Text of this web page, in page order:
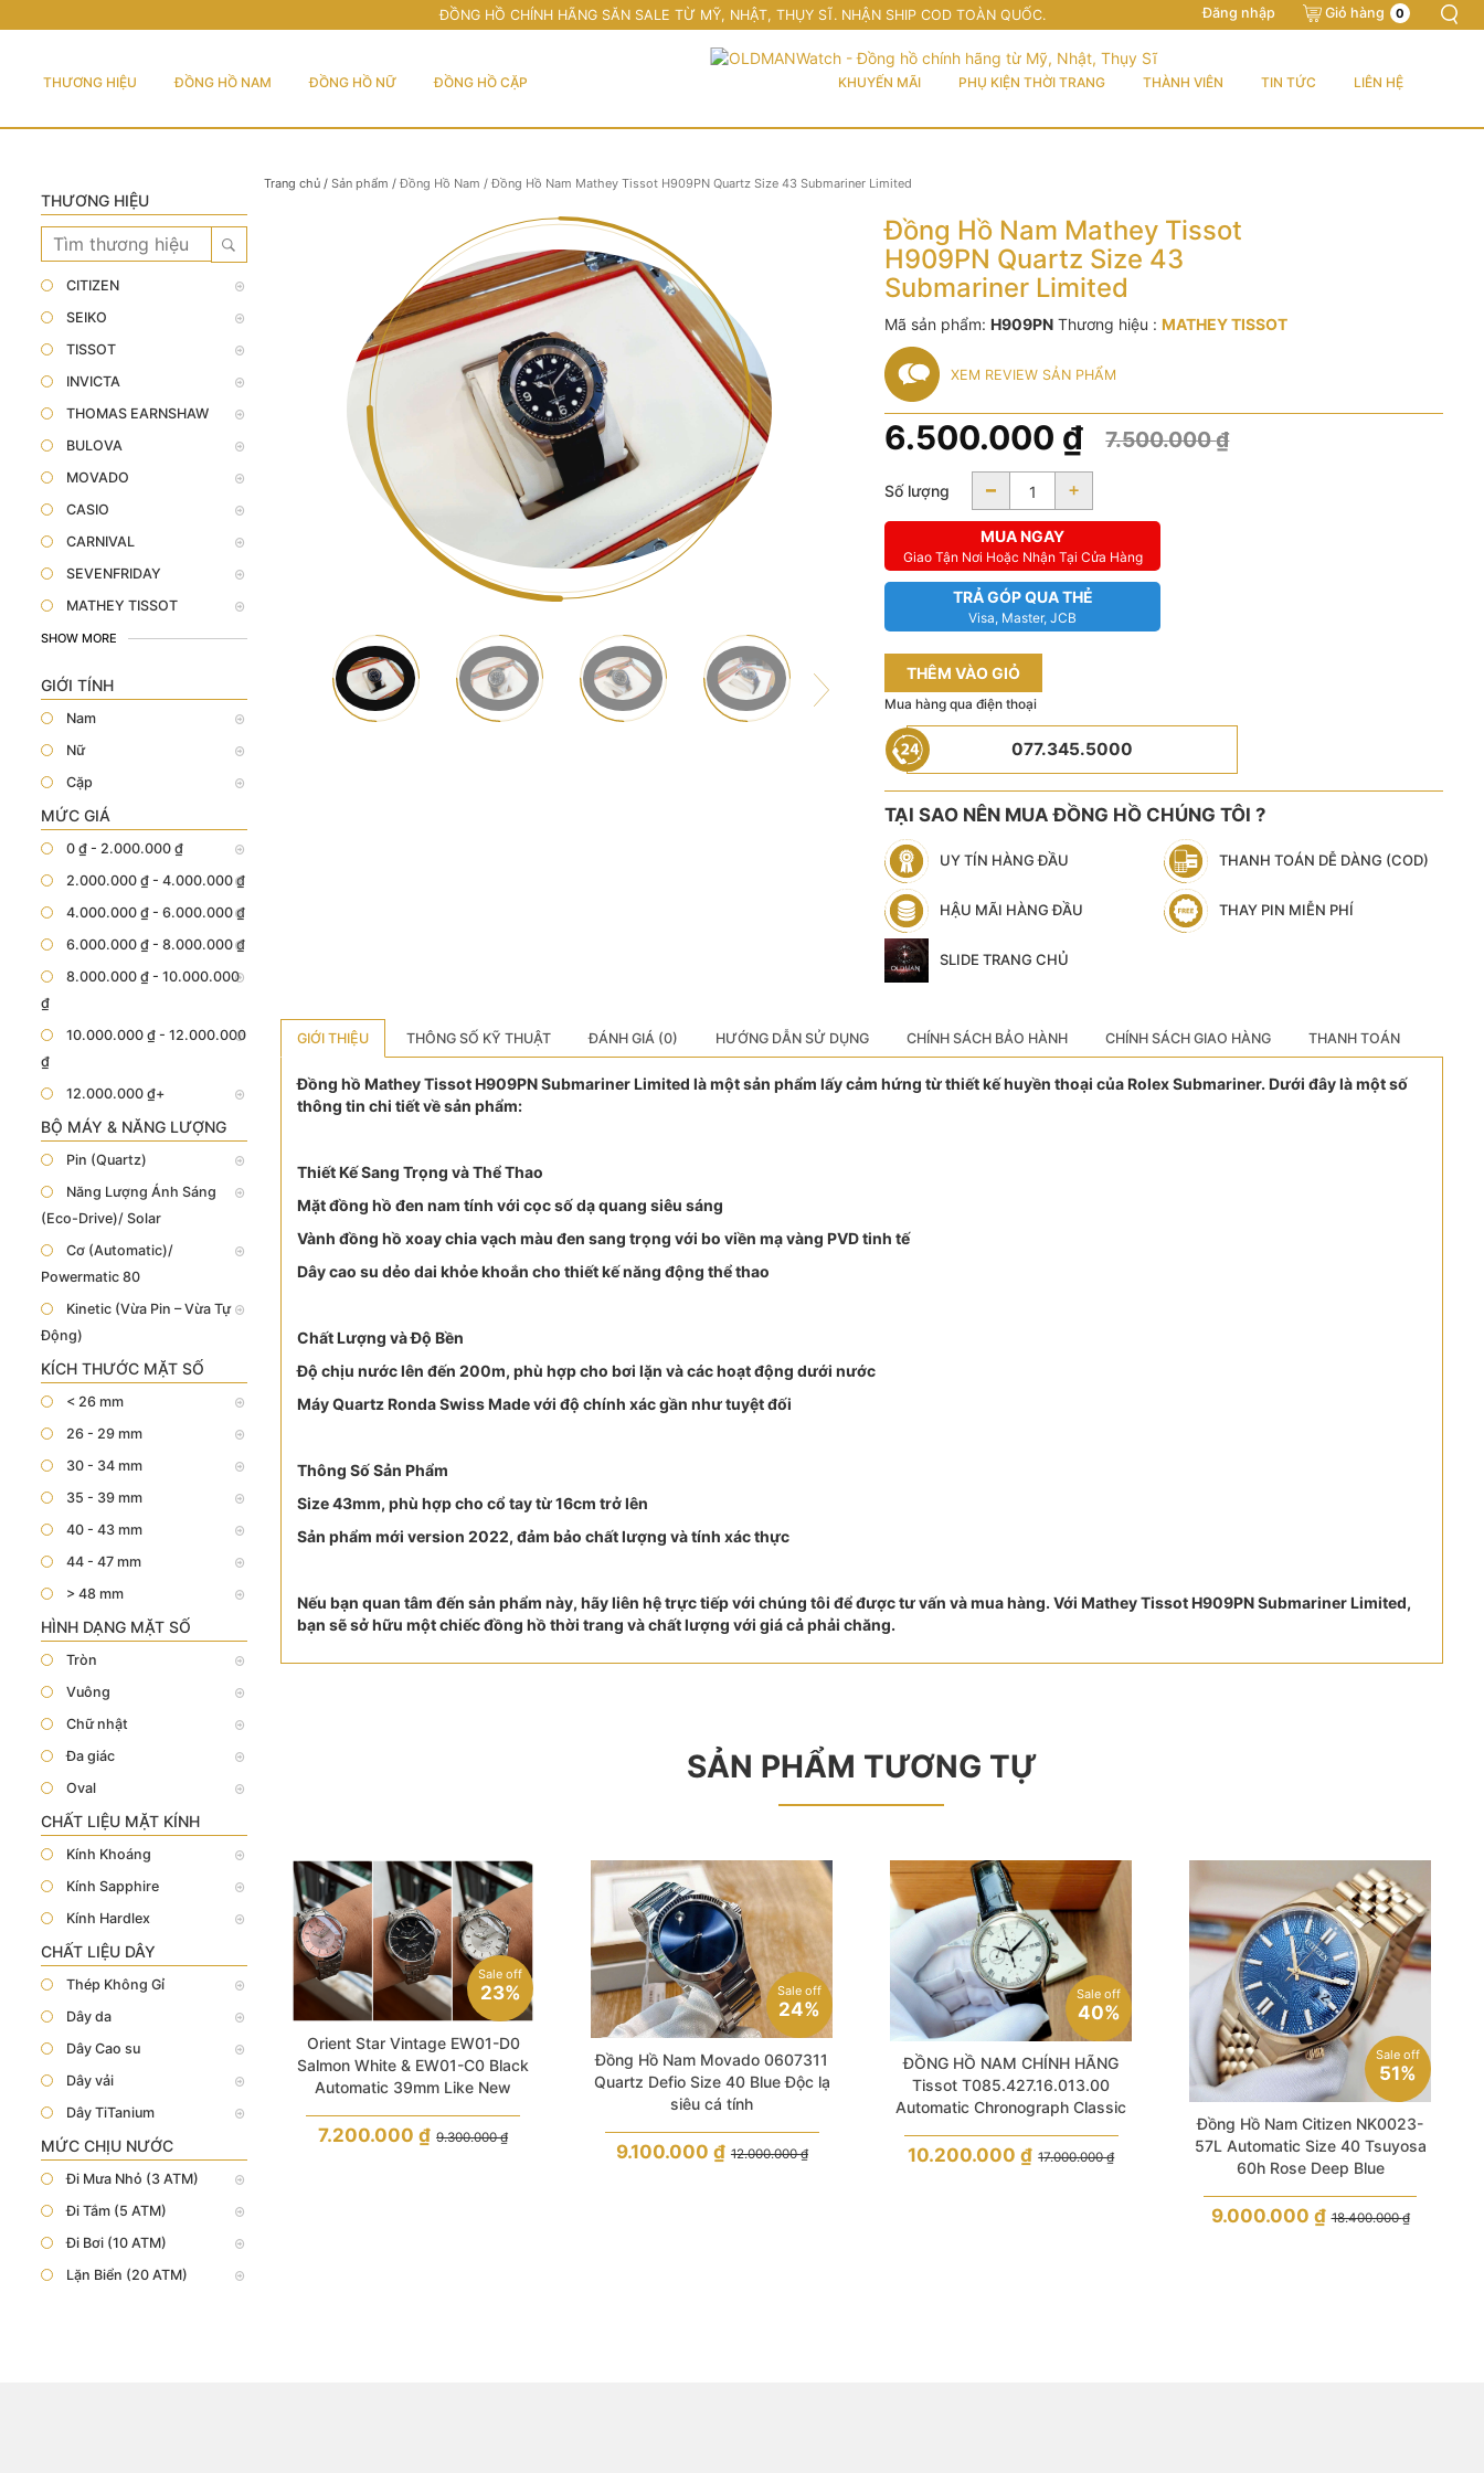
ĐỒNG HỒ CHÍNH HÃNG SĂN SALE TỪ MỸ, NHẬT, THỤY SĨ. NHẬN SHIP COD TOÀN QUỐC. Đăng nhập Giỏ hàng 0
THƯƠNG HIỆU ĐỒNG HỒ NAM ĐỒNG HỒ NỮ ĐỒNG HỒ CẶP KHUYẾN MÃI PHỤ KIỆN THỜI TRANG THÀNH VIÊN TIN TỨC LIÊN HỆ
THƯƠNG HIỆU
CITIZEN
SEIKO
TISSOT
INVICTA
THOMAS EARNSHAW
BULOVA
MOVADO
CASIO
CARNIVAL
SEVENFRIDAY
MATHEY TISSOT
SHOW MORE
GIỚI TÍNH
Nam
Nữ
Cặp
MỨC GIÁ
0 ₫ - 2.000.000 ₫
2.000.000 ₫ - 4.000.000 ₫
4.000.000 ₫ - 6.000.000 ₫
6.000.000 ₫ - 8.000.000 ₫
8.000.000 ₫ - 10.000.000
₫
10.000.000 ₫ - 12.000.000
₫
12.000.000 ₫+
BỘ MÁY & NĂNG LƯỢNG
Pin (Quartz)
Năng Lượng Ánh Sáng
(Eco-Drive)/ Solar
Cơ (Automatic)/
Powermatic 80
Kinetic (Vừa Pin – Vừa Tự
Động)
KÍCH THƯỚC MẶT SỐ
< 26 mm
26 - 29 mm
30 - 34 mm
35 - 39 mm
40 - 43 mm
44 - 47 mm
> 48 mm
HÌNH DẠNG MẶT SỐ
Tròn
Vuông
Chữ nhật
Đa giác
Oval
CHẤT LIỆU MẶT KÍNH
Kính Khoáng
Kính Sapphire
Kính Hardlex
CHẤT LIỆU DÂY
Thép Không Gỉ
Dây da
Dây Cao su
Dây vải
Dây TiTanium
MỨC CHỊU NƯỚC
Đi Mưa Nhỏ (3 ATM)
Đi Tắm (5 ATM)
Đi Bơi (10 ATM)
Lặn Biển (20 ATM)
Trang chủ/ Sản phẩm / Đồng Hồ Nam / Đồng Hồ Nam Mathey Tissot H909PN Quartz Size 43 Submariner Limited
Đồng Hồ Nam Mathey Tissot
H909PN Quartz Size 43
Submariner Limited
Mã sản phẩm:H909PN Thương hiệu :MATHEY TISSOT
XEM REVIEW SẢN PHẨM
7.500.000₫
6.500.000 ₫
Số lượng - +
MUA NGAY
Giao Tận Nơi Hoặc Nhận Tại Cửa Hàng
TRẢ GÓP QUA THẺ
Visa, Master, JCB
THÊM VÀO GIỎ
Mua hàng qua điện thoại
077.345.5000
TẠI SAO NÊN MUA ĐỒNG HỒ CHÚNG TÔI ?
UY TÍN HÀNG ĐẦU THANH TOÁN DỄ DÀNG (COD)
HẬU MÃI HÀNG ĐẦU THAY PIN MIỄN PHÍ
SLIDE TRANG CHỦ
GIỚI THIỆU THÔNG SỐ KỸ THUẬT ĐÁNH GIÁ (0) HƯỚNG DẪN SỬ DỤNG CHÍNH SÁCH BẢO HÀNH CHÍNH SÁCH GIAO HÀNG THANH TOÁN
Đồng hồ Mathey Tissot H909PN Submariner Limited là một sản phẩm lấy cảm hứng từ thiết kế huyền thoại của Rolex Submariner. Dưới đây là một số
thông tin chi tiết về sản phẩm:
Thiết Kế Sang Trọng và Thể Thao
Mặt đồng hồ đen nam tính với cọc số dạ quang siêu sáng
Vành đồng hồ xoay chia vạch màu đen sang trọng với bo viền mạ vàng PVD tinh tế
Dây cao su dẻo dai khỏe khoắn cho thiết kế năng động thể thao
Chất Lượng và Độ Bền
Độ chịu nước lên đến 200m, phù hợp cho bơi lặn và các hoạt động dưới nước
Máy Quartz Ronda Swiss Made với độ chính xác gần như tuyệt đối
Thông Số Sản Phẩm
Size 43mm, phù hợp cho cổ tay từ 16cm trở lên
Sản phẩm mới version 2022, đảm bảo chất lượng và tính xác thực
Nếu bạn quan tâm đến sản phẩm này, hãy liên hệ trực tiếp với chúng tôi để được tư vấn và mua hàng. Với Mathey Tissot H909PN Submariner Limited,
bạn sẽ sở hữu một chiếc đồng hồ thời trang và chất lượng với giá cả phải chăng.
SẢN PHẨM TƯƠNG TỰ
Sale off
23%
Orient Star Vintage EW01-D0
Salmon White & EW01-C0 Black
Automatic 39mm Like New
9.300.000₫
7.200.000₫
Sale off
24%
Đồng Hồ Nam Movado 0607311
Quartz Defio Size 40 Blue Độc lạ
siêu cá tính
12.000.000₫
9.100.000 ₫
Sale off
40%
ĐỒNG HỒ NAM CHÍNH HÃNG
Tissot T085.427.16.013.00
Automatic Chronograph Classic
Leather For Men17.000.000₫
10.200.000₫
Sale off
51%
Đồng Hồ Nam Citizen NK0023-
57L Automatic Size 40 Tsuyosa
60h Rose Deep Blue
18.400.000₫
9.000.000 ₫